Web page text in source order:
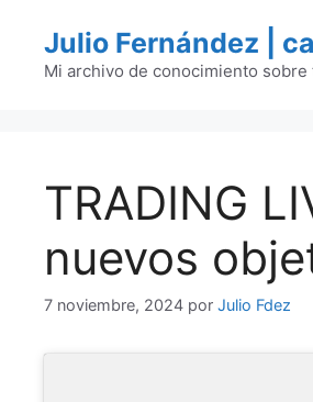
contenido
Julio Fernández |
Mi archivo de conocimiento
TRADING
nuevos
7 noviembre, 2024 por Julio Fdez